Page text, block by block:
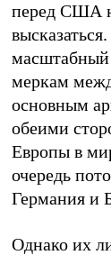
перед США
масштабный
меркам
основным
обеими
Европы в
очередь
Германия и
Однако их